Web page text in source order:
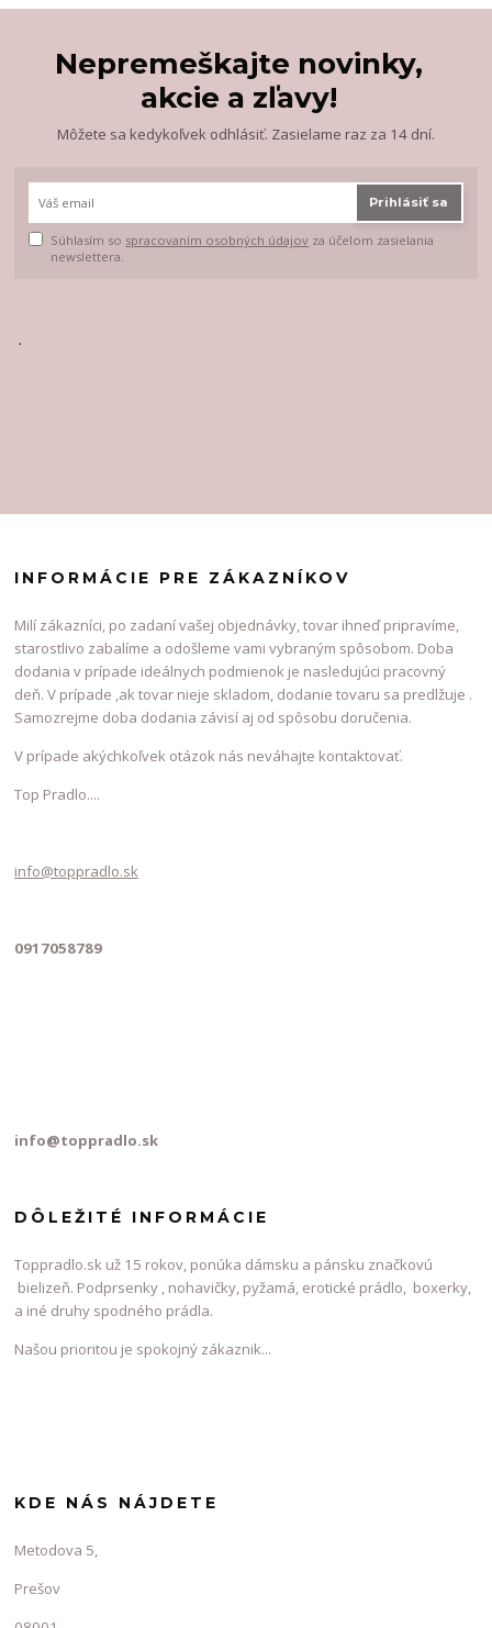
Nepremeškajte novinky,
akcie a zľavy!
Môžete sa kedykoľvek odhlásiť. Zasielame raz za 14 dní.
Prihlásiť sa
Súhlasím so spracovaním osobných údajov za účelom zasielania
newslettera.
.
INFORMÁCIE PRE ZÁKAZNÍKOV
Milí zákazníci, po zadaní vašej objednávky, tovar ihneď pripravíme,
starostlivo zabalíme a odošleme vami vybraným spôsobom. Doba
dodania v prípade ideálnych podmienok je nasledujúci pracovný
deň. V prípade ,ak tovar nieje skladom, dodanie tovaru sa predlžuje .
Samozrejme doba dodania závisí aj od spôsobu doručenia.
V prípade akýchkoľvek otázok nás neváhajte kontaktovať.
Top Pradlo....
info@toppradlo.sk
0917058789
info@toppradlo.sk
DÔLEŽITÉ INFORMÁCIE
Toppradlo.sk už 15 rokov, ponúka dámsku a pánsku značkovú
bielizeň. Podprsenky , nohavičky, pyžamá, erotické prádlo, boxerky,
a iné druhy spodného prádla.
Našou prioritou je spokojný zákaznik...
KDE NÁS NÁJDETE
Metodova 5,
Prešov